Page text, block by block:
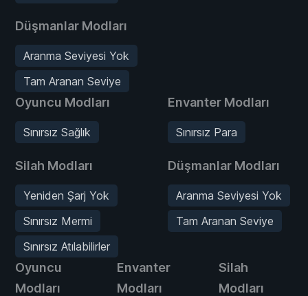
Düşmanlar Modları
Aranma Seviyesi Yok
Tam Aranan Seviye
Oyuncu Modları
Sınırsız Sağlık
Silah Modları
Yeniden Şarj Yok
Sınırsız Mermi
Sınırsız Atılabilirler
Envanter Modları
Sınırsız Para
Düşmanlar Modları
Aranma Seviyesi Yok
Tam Aranan Seviye
Oyuncu
Modları
Envanter
Modları
Silah
Modları